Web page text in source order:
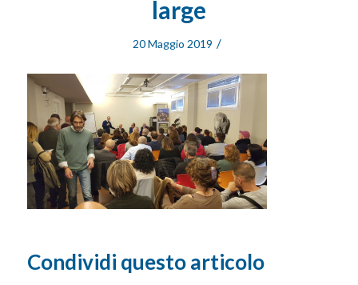
large
20 Maggio 2019 /
Condividi questo articolo